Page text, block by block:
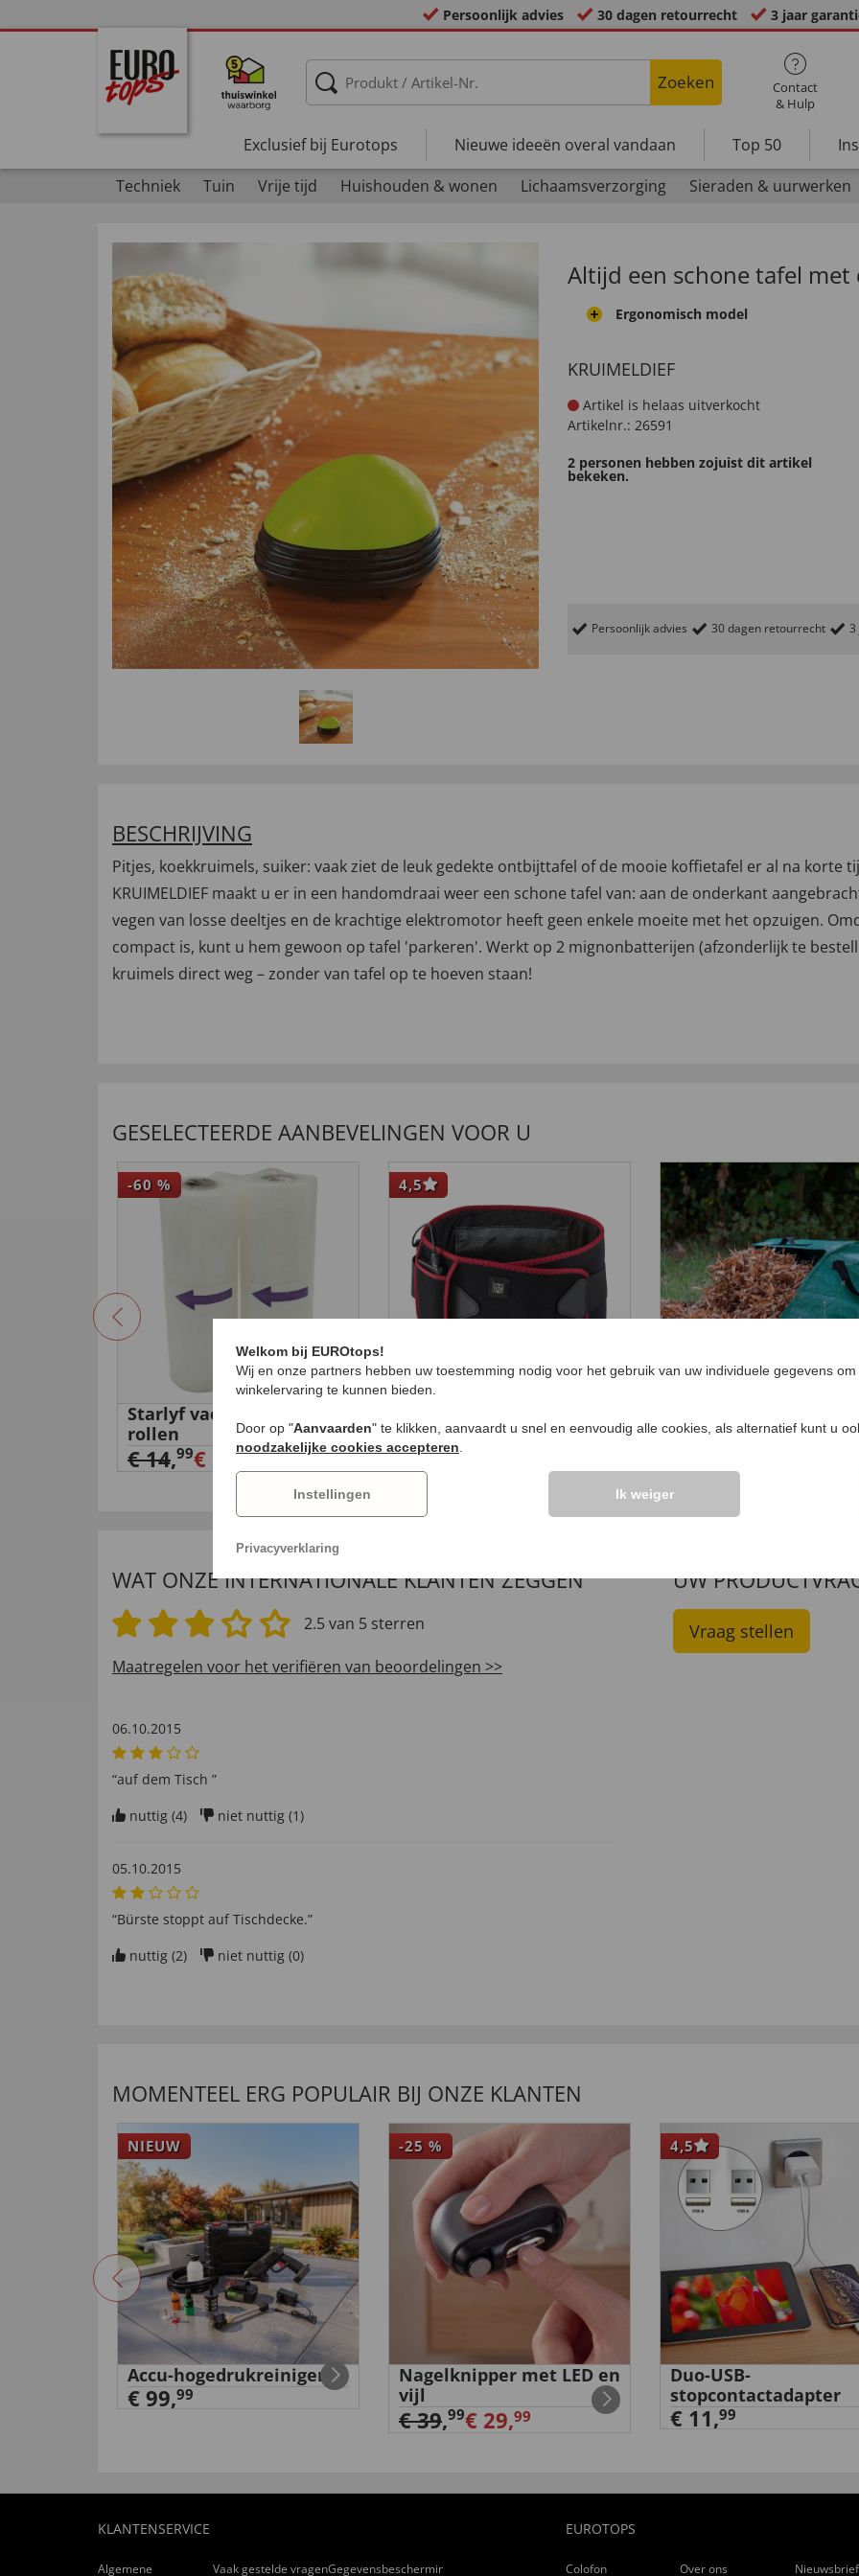
Persoonlijk advies 30 dagen retourrecht 3 jaar
Zoeken
Contact
& Hulp
Exclusief bij Eurotops Nieuwe ideeën overal vandaan Top 50
Techniek
Tuin Vrije tijd Huishouden & wonen Lichaamsverzorging Sieraden & uurwerken
Altijd een schone tafel
Ergonomisch model
KRUIMELDIEF
Artikel is helaas uitverkocht
Artikelnr.: 26591
2 personen hebben zojuist dit artikel
bekeken.
Persoonlijk advies 30 dagen retourrecht 3
BESCHRIJVING
Pitjes, koekkruimels, suiker: vaak ziet de leuk gedekte ontbijttafel of de mooie koffietafel er al na korte
KRUIMELDIEF maakt u er in een handomdraai weer een schone tafel van: aan de onderkant
vegen van losse deeltjes en de krachtige elektromotor heeft geen enkele moeite met het opzuigen.
compact is, kunt u hem gewoon op tafel 'parkeren'. Werkt op 2 mignonbatterijen (afzonderlijk te
kruimels direct weg – zonder van tafel op te hoeven staan!
GESELECTEERDE AANBEVELINGEN VOOR U
-60 %
Starlyf vacuümfolie 2
rollen
€ 14,99€ 5, 99
4,5
ondersteuningsband
€ 69,99
veegfunctie
WAT ONZE INTERNATIONALE KLANTEN ZEGGEN
2.5 van 5 sterren
Maatregelen voor het verifiëren van beoordelingen >>
06.10.2015
“auf dem Tisch ”
nuttig (4) niet nuttig (1)
05.10.2015
“Bürste stoppt auf Tischdecke.”
nuttig (2) niet nuttig (0)
UW
Vraag stellen
MOMENTEEL ERG POPULAIR BIJ ONZE KLANTEN
NIEUW
Accu-hogedrukreiniger
€ 99,99
-25 %
Nagelknipper met LED en
vijl
€ 39,99€ 29,99
4,5
Duo-USB-
stopcontactadapter
€ 11,99
KLANTENSERVICE
Algemene Vaak gestelde vragenGegevensbescherming
EUROTOPS
Colofon Over ons Nieuwsbrief
Welkom bij EUROtops!
Wij en onze partners hebben uw toestemming nodig voor het gebruik van uw individuele gegevens
winkelervaring te kunnen bieden.
Door op "Aanvaarden" te klikken, aanvaardt u snel en eenvoudig alle cookies, als alternatief kunt u
noodzakelijke cookies accepteren
Instellingen Ik weiger
Privacyverklaring